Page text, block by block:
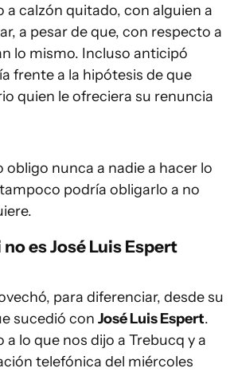
a calzón quitado, con alguien a
a pesar de que, con respecto a
lo mismo. Incluso anticipó
frente a la hipótesis de que
quien le ofreciera su renuncia
obligo nunca a nadie a hacer lo
podría obligarlo a no
es José Luis Espert
para diferenciar, desde su
sucedió con José Luis Espert.
a lo que nos dijo a Trebucq y a
telefónica del miércoles